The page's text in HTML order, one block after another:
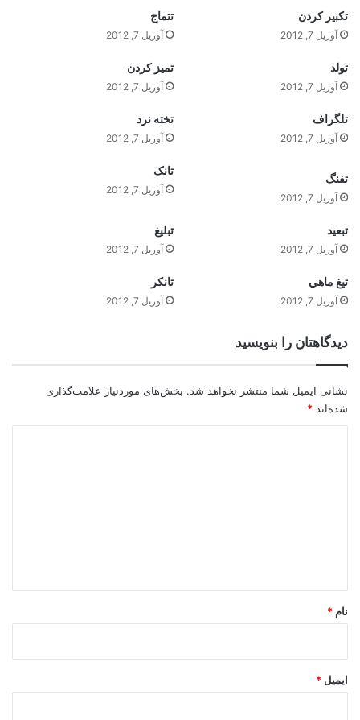
تکبير کردن
آوریل 7, 2012
تتماج
آوریل 7, 2012
تولد
آوریل 7, 2012
تميز کردن
آوریل 7, 2012
تلگراف
آوریل 7, 2012
تخته نرد
آوریل 7, 2012
تفنگ
آوریل 7, 2012
تانک
آوریل 7, 2012
تبعيد
آوریل 7, 2012
تبليغ
آوریل 7, 2012
تيغ ماهي
آوریل 7, 2012
تانکر
آوریل 7, 2012
دیدگاهتان را بنویسید
نشانی ایمیل شما منتشر نخواهد شد. بخش‌های موردنیاز علامت‌گذاری
شده‌اند *
نام *
ایمیل *